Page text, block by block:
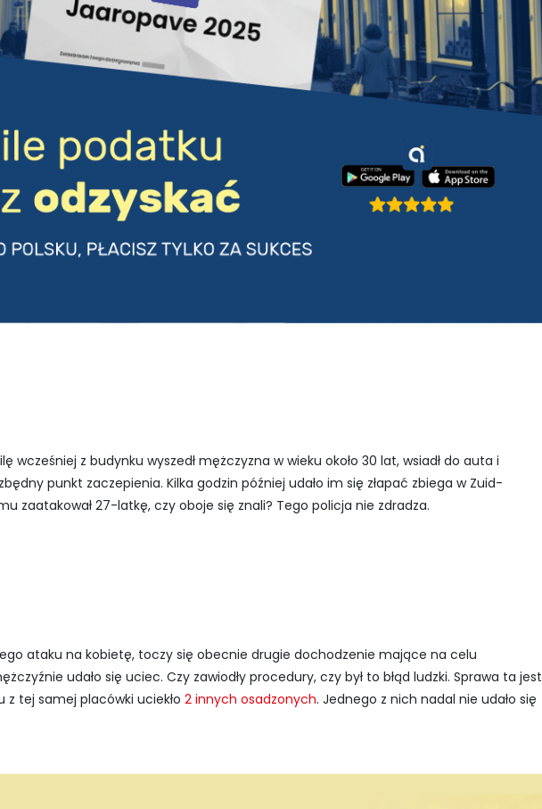
wcześniej z budynku wyszedł mężczyzna w wieku około 30 lat, wsiadł do auta i
punkt zaczepienia. Kilka godzin później udało im się złapać zbiega w Zuid-
zaatakował 27-latkę, czy oboje się znali? Tego policja nie zdradza.
ataku na kobietę, toczy się obecnie drugie dochodzenie mające na celu
udało się uciec. Czy zawiodły procedury, czy był to błąd ludzki. Sprawa ta jest
tej samej placówki uciekło 2 innych osadzonych. Jednego z nich nadal nie udało się